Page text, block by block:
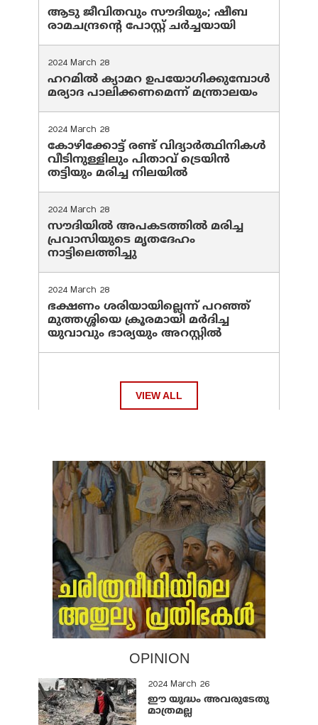
ആടു ജീവിതവും സൗദിയും; ഷീബ
രാമചന്ദ്രന്റെ പോസ്റ്റ് ചര്‍ച്ചയായി
2024 March 28
ഹറമില്‍ ക്യാമറ ഉപയോഗിക്കുമ്പോള്‍
മര്യാദ പാലിക്കണമെന്ന് മന്ത്രാലയം
2024 March 28
കോഴിക്കോട്ട് രണ്ട് വിദ്യാർത്ഥിനികൾ
വീടിനുള്ളിലും പിതാവ് ട്രെയിൻ
തട്ടിയും മരിച്ച നിലയിൽ
2024 March 28
സൗദിയില്‍ അപകടത്തില്‍ മരിച്ച
പ്രവാസിയുടെ മൃതദേഹം
നാട്ടിലെത്തിച്ചു
2024 March 28
ഭക്ഷണം ശരിയായില്ലെന്ന് പറഞ്ഞ്
മുത്തശ്ശിയെ ക്രൂരമായി മര്‍ദിച്ച
യുവാവും ഭാര്യയും അറസ്റ്റില്‍
VIEW ALL
OPINION
2024 March 26
ഈ യുദ്ധം അവരുടേതു
മാത്രമല്ല